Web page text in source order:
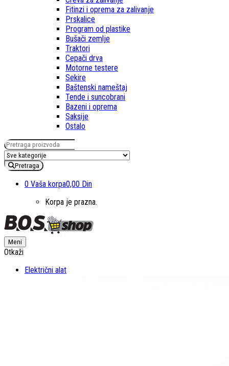
Fitinzi i oprema za zalivanje
Prskalice
Program od plastike
Bušači zemlje
Traktori
Cepači drva
Motorne testere
Sekire
Baštenski nameštaj
Tende i suncobrani
Bazeni i oprema
Saksije
Ostalo
Pretraga za:
Pretraga
0 Vaša korpa0,00 Din
Korpa je prazna.
Meni
Otkaži
Električni alat